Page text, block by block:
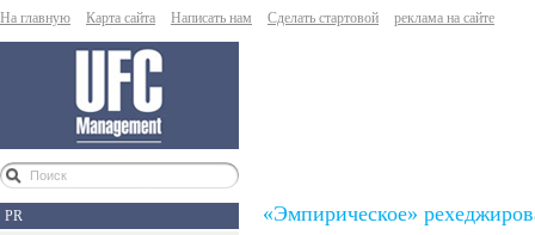
На главную Карта сайта Написать нам Сделать стартовой реклама на сайте
PR
«Эмпирическое»